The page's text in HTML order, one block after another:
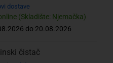
(Skladište: Njemačka)
do 20.08.2026
dostave
čistač